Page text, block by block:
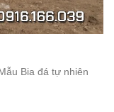
Bia đá tự nhiên